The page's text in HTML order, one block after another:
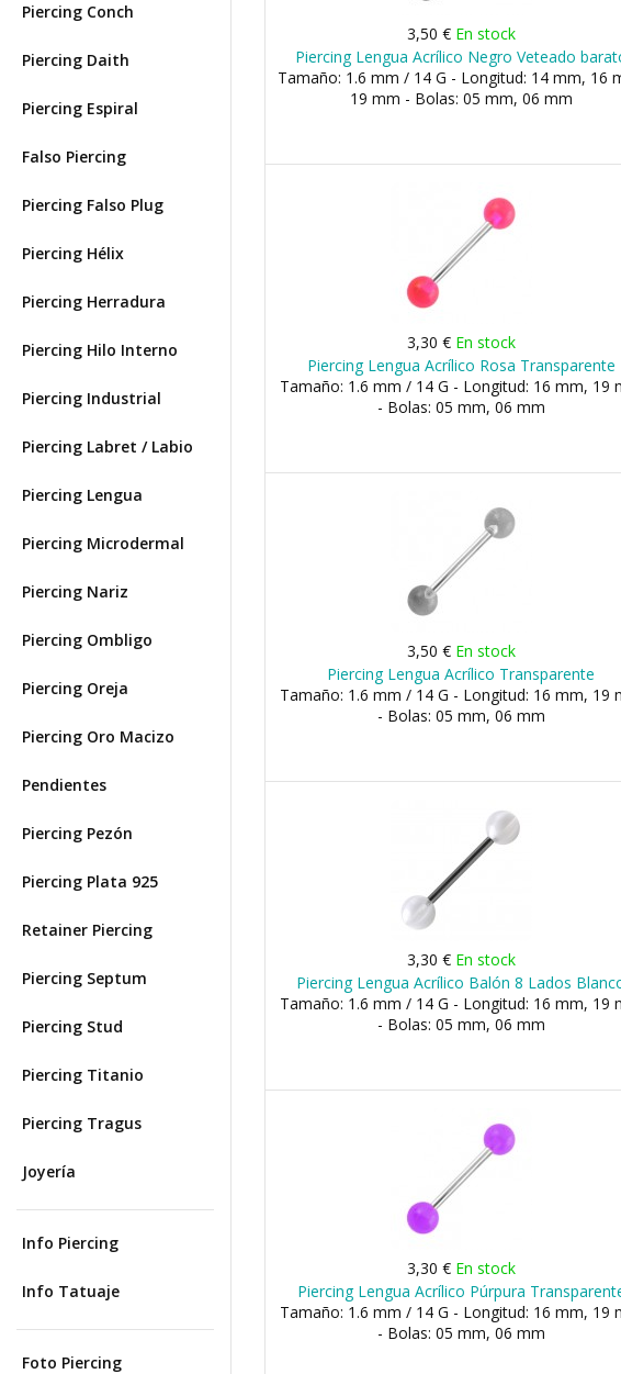
Piercing Conch
Piercing Daith
Piercing Espiral
Falso Piercing
Piercing Falso Plug
Piercing Hélix
Piercing Herradura
Piercing Hilo Interno
Piercing Industrial
Piercing Labret / Labio
Piercing Lengua
Piercing Microdermal
Piercing Nariz
Piercing Ombligo
Piercing Oreja
Piercing Oro Macizo
Pendientes
Piercing Pezón
Piercing Plata 925
Retainer Piercing
Piercing Septum
Piercing Stud
Piercing Titanio
Piercing Tragus
Joyería
Info Piercing
Info Tatuaje
Foto Piercing
3,50 € En stock
Piercing Lengua Acrílico Negro Veteado
Tamaño: 1.6 mm / 14 G - Longitud: 14 mm, 16
19 mm - Bolas: 05 mm, 06 mm
3,30 € En stock
Piercing Lengua Acrílico Rosa Transparente
Tamaño: 1.6 mm / 14 G - Longitud: 16 mm, 19
- Bolas: 05 mm, 06 mm
3,50 € En stock
Piercing Lengua Acrílico Transparente
Tamaño: 1.6 mm / 14 G - Longitud: 16 mm, 19
- Bolas: 05 mm, 06 mm
3,30 € En stock
Piercing Lengua Acrílico Balón 8 Lados
Tamaño: 1.6 mm / 14 G - Longitud: 16 mm, 19
- Bolas: 05 mm, 06 mm
3,30 € En stock
Piercing Lengua Acrílico Púrpura
Tamaño: 1.6 mm / 14 G - Longitud: 16 mm, 19
- Bolas: 05 mm, 06 mm